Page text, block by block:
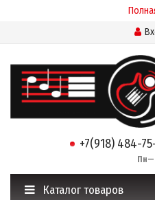
+7(918) 484-
Каталог товаров